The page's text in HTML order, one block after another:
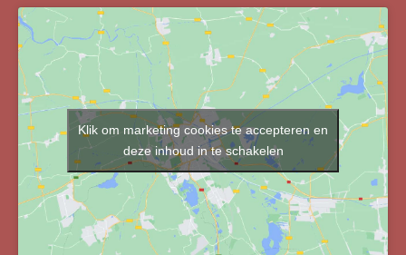
Klik om marketing cookies te accepteren en
deze inhoud in te schakelen